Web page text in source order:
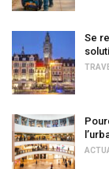
Se